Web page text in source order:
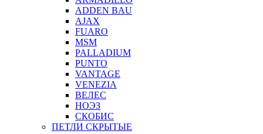
ADDEN BAU
AJAX
FUARO
MSM
PALLADIUM
PUNTO
VANTAGE
VENEZIA
ВЕЛЕС
НОЭЗ
СКОБИС
ПЕТЛИ СКРЫТЫЕ